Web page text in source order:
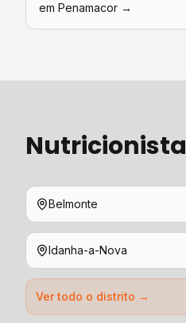
em Penamacor →
Nutricionista
Belmonte
Idanha-a-Nova
Ver todo o distrito →